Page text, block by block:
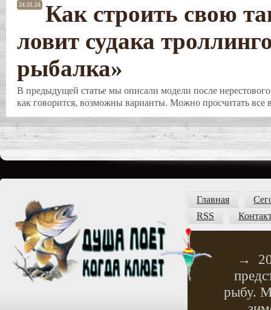
24.01.24
Как строить свою
ловит судака
рыбалка»
В предыдущей статье мы описали модели после
как говорится, возможны варианты. Можно просчитать все
Главная
RSS
→
рыбу.